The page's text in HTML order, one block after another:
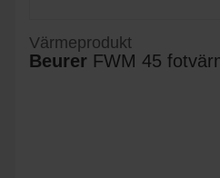
Värmeprodukt
Beurer FWM 45